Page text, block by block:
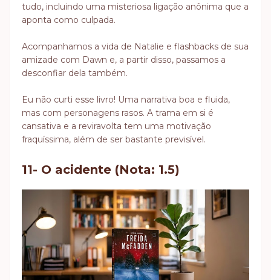
tudo, incluindo uma misteriosa ligação anônima que a
aponta como culpada.
Acompanhamos a vida de Natalie e flashbacks de sua
amizade com Dawn e, a partir disso, passamos a
desconfiar dela também.
Eu não curti esse livro! Uma narrativa boa e fluida,
mas com personagens rasos. A trama em si é
cansativa e a reviravolta tem uma motivação
fraquíssima, além de ser bastante previsível.
11- O acidente (Nota: 1.5)